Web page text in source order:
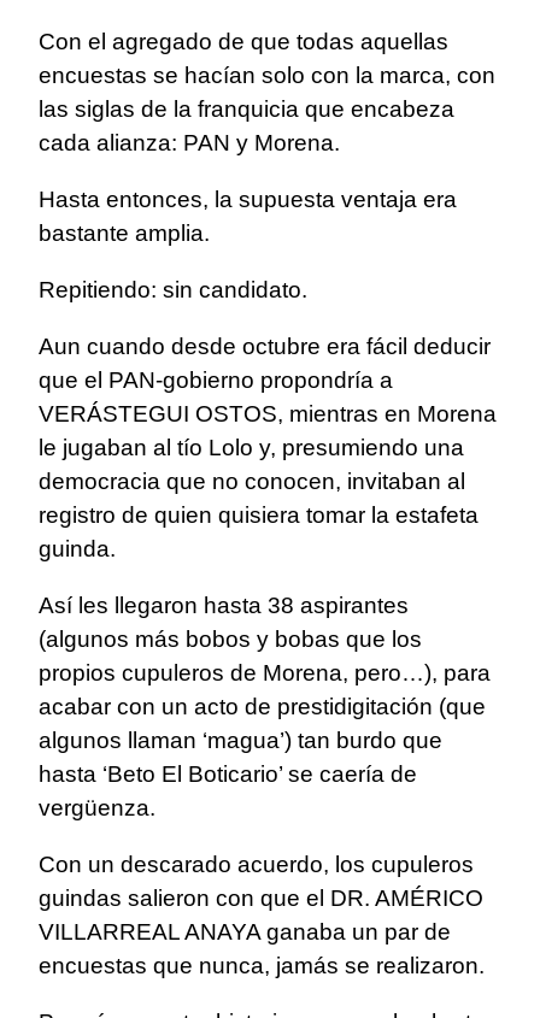
Con el agregado de que todas aquellas
encuestas se hacían solo con la marca, con
las siglas de la franquicia que encabeza
cada alianza: PAN y Morena.
Hasta entonces, la supuesta ventaja era
bastante amplia.
Repitiendo: sin candidato.
Aun cuando desde octubre era fácil deducir
que el PAN-gobierno propondría a
VERÁSTEGUI OSTOS, mientras en Morena
le jugaban al tío Lolo y, presumiendo una
democracia que no conocen, invitaban al
registro de quien quisiera tomar la estafeta
guinda.
Así les llegaron hasta 38 aspirantes
(algunos más bobos y bobas que los
propios cupuleros de Morena, pero…), para
acabar con un acto de prestidigitación (que
algunos llaman ‘magua’) tan burdo que
hasta ‘Beto El Boticario’ se caería de
vergüenza.
Con un descarado acuerdo, los cupuleros
guindas salieron con que el DR. AMÉRICO
VILLARREAL ANAYA ganaba un par de
encuestas que nunca, jamás se realizaron.